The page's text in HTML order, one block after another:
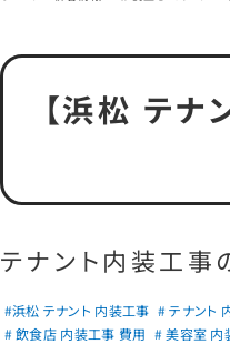
【浜松 テ
テナント内装工事
#浜松 テナント 内装工事 # テナント
# 飲食店 内装工事 費用 # 美容室 内